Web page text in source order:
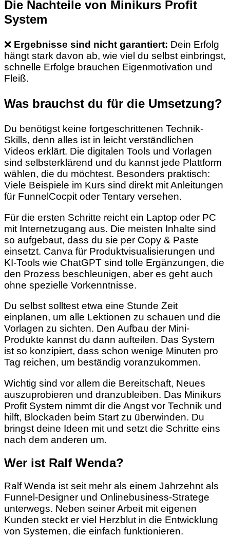
Die Nachteile von Minikurs Profit
System
❌ Ergebnisse sind nicht garantiert: Dein Erfolg
hängt stark davon ab, wie viel du selbst einbringst,
schnelle Erfolge brauchen Eigenmotivation und
Fleiß.
Was brauchst du für die Umsetzung?
Du benötigst keine fortgeschrittenen Technik-
Skills, denn alles ist in leicht verständlichen
Videos erklärt. Die digitalen Tools und Vorlagen
sind selbsterklärend und du kannst jede Plattform
wählen, die du möchtest. Besonders praktisch:
Viele Beispiele im Kurs sind direkt mit Anleitungen
für FunnelCocpit oder Tentary versehen.
Für die ersten Schritte reicht ein Laptop oder PC
mit Internetzugang aus. Die meisten Inhalte sind
so aufgebaut, dass du sie per Copy & Paste
einsetzt. Canva für Produktvisualisierungen und
KI-Tools wie ChatGPT sind tolle Ergänzungen, die
den Prozess beschleunigen, aber es geht auch
ohne spezielle Vorkenntnisse.
Du selbst solltest etwa eine Stunde Zeit
einplanen, um alle Lektionen zu schauen und die
Vorlagen zu sichten. Den Aufbau der Mini-
Produkte kannst du dann aufteilen. Das System
ist so konzipiert, dass schon wenige Minuten pro
Tag reichen, um beständig voranzukommen.
Wichtig sind vor allem die Bereitschaft, Neues
auszuprobieren und dranzubleiben. Das Minikurs
Profit System nimmt dir die Angst vor Technik und
hilft, Blockaden beim Start zu überwinden. Du
bringst deine Ideen mit und setzt die Schritte eins
nach dem anderen um.
Wer ist Ralf Wenda?
Ralf Wenda ist seit mehr als einem Jahrzehnt als
Funnel-Designer und Onlinebusiness-Stratege
unterwegs. Neben seiner Arbeit mit eigenen
Kunden steckt er viel Herzblut in die Entwicklung
von Systemen, die einfach funktionieren.